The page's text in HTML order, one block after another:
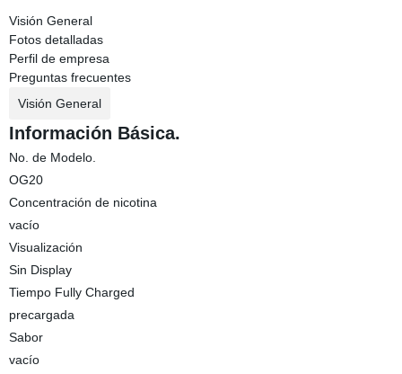
Visión General
Fotos detalladas
Perfil de empresa
Preguntas frecuentes
Visión General
Información Básica.
No. de Modelo.
OG20
Concentración de nicotina
vacío
Visualización
Sin Display
Tiempo Fully Charged
precargada
Sabor
vacío